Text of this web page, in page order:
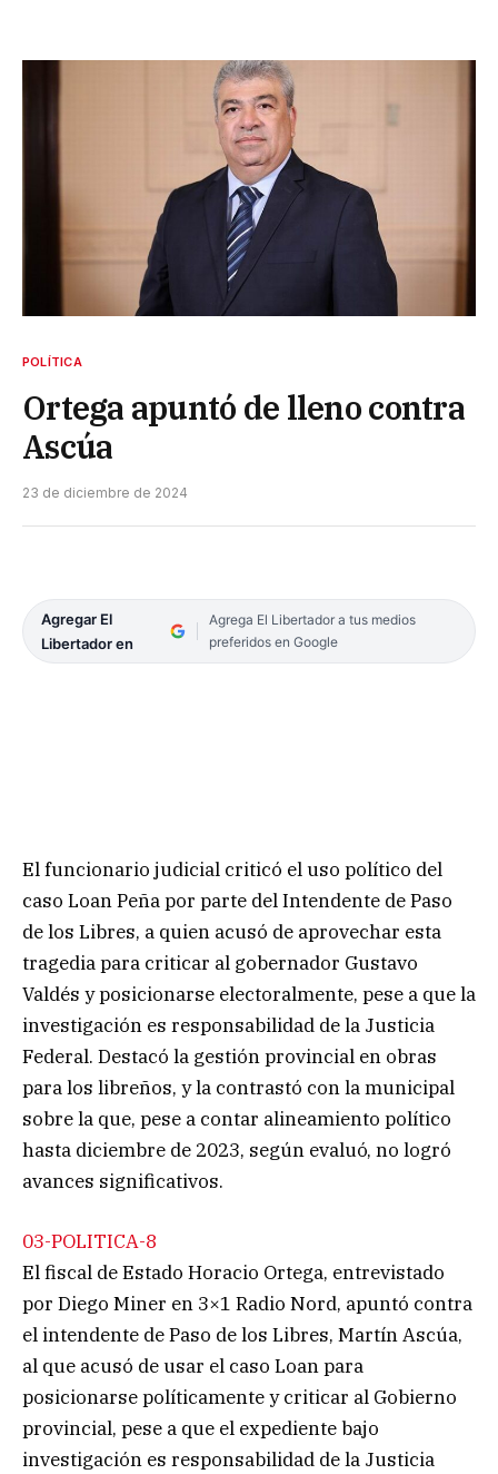
POLÍTICA
Ortega apuntó de lleno contra
Ascúa
23 de diciembre de 2024
Agregar El
Libertador en
Agrega El Libertador a tus medios
preferidos en Google
El funcionario judicial criticó el uso político del
caso Loan Peña por parte del Intendente de Paso
de los Libres, a quien acusó de aprovechar esta
tragedia para criticar al gobernador Gustavo
Valdés y posicionarse electoralmente, pese a que la
investigación es responsabilidad de la Justicia
Federal. Destacó la gestión provincial en obras
para los libreños, y la contrastó con la municipal
sobre la que, pese a contar alineamiento político
hasta diciembre de 2023, según evaluó, no logró
avances significativos.
03-POLITICA-8
El fiscal de Estado Horacio Ortega, entrevistado
por Diego Miner en 3×1 Radio Nord, apuntó contra
el intendente de Paso de los Libres, Martín Ascúa,
al que acusó de usar el caso Loan para
posicionarse políticamente y criticar al Gobierno
provincial, pese a que el expediente bajo
investigación es responsabilidad de la Justicia